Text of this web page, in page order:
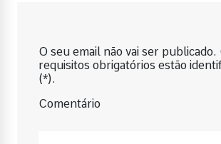
O seu email não vai ser publicado.
requisitos obrigatórios estão
(*).
Comentário